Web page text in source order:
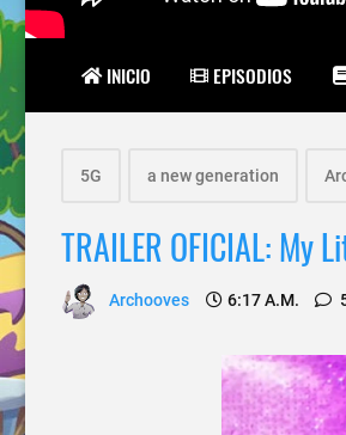
INICIO EPISODIOS
5G a new generation
TRAILER OFICIAL: My
Archooves 6:17 A.m.